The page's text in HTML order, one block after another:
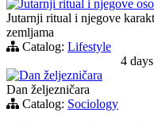
Jutarnji ritual i njegove
Jutarnji ritual i njegove
zemljama
Catalog: Lifestyle
4
Dan željezničara
Dan željezničara
Catalog: Sociology